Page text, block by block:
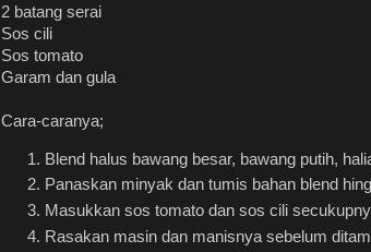
2 batang serai
Sos cili
Sos tomato
Garam dan gula
Cara-caranya;
Blend halus bawang besar, bawang putih,
Panaskan minyak dan tumis bahan blend
Masukkan sos tomato dan sos cili
Rasakan masin dan manisnya sebelum